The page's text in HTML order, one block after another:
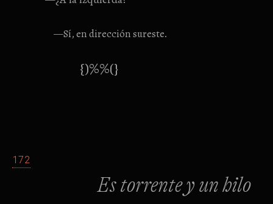
—Sí, en dirección sureste.
{)%%(}
172
Es torrente y un hilo